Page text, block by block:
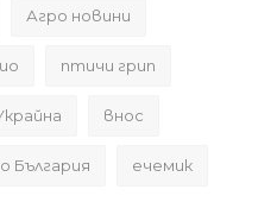
Агро новини
птичи грип
внос
България ечемик